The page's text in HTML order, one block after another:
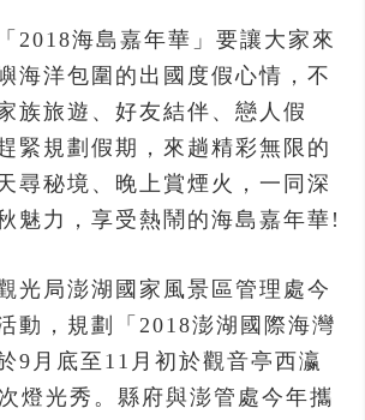
2018海島嘉年華」要讓大家來
海洋包圍的出國度假心情，不
族旅遊、好友結伴、戀人假
緊規劃假期，來趟精彩無限的
尋秘境、晚上賞煙火，一同深
魅力，享受熱鬧的海島嘉年華!
光局澎湖國家風景區管理處今
動，規劃「2018澎湖國際海灣
9月底至11月初於觀音亭西瀛
燈光秀。縣府與澎管處今年攜